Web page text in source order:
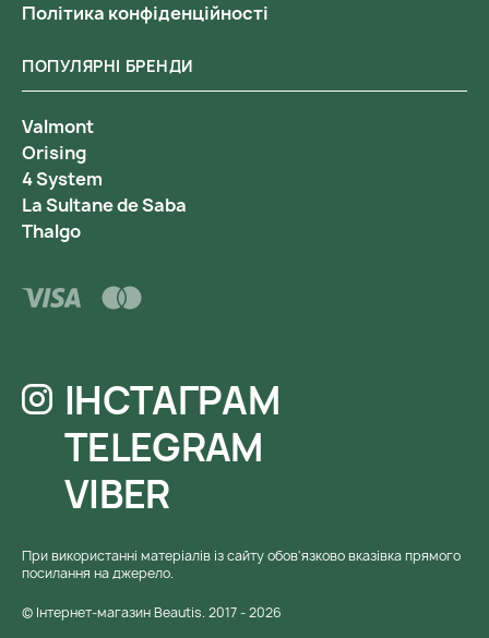
Політика конфіденційності
ПОПУЛЯРНІ БРЕНДИ
Valmont
Orising
4 System
La Sultane de Saba
Thalgo
ІНСТАГРАМ
TELEGRAM
VIBER
При використанні матеріалів із сайту обов'язково вказівка ​​прямого
посилання на джерело.
© Інтернет-магазин Beautis. 2017 - 2026